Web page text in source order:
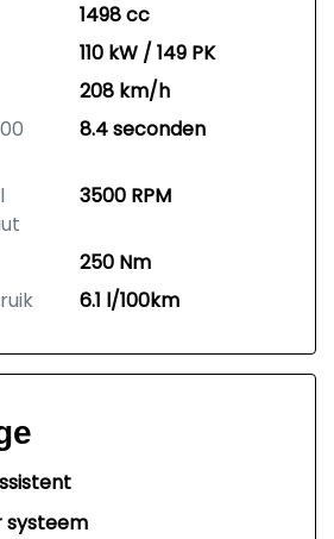
1498 cc
110 kW / 149 PK
208 km/h
8.4 seconden
3500 RPM
250 Nm
6.1 l/100km
systeem